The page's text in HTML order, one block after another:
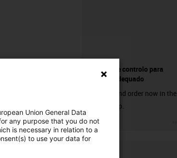
Sistema de controlo para
motores adequado
Discover and order now in the
online shop.
Union General Data
any purpose that you do not
is necessary in relation to a
to use your data for